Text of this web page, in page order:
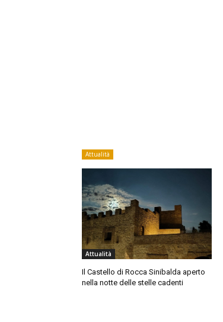
Attualità
Attualità
Il Castello di Rocca Sinibalda aperto
nella notte delle stelle cadenti